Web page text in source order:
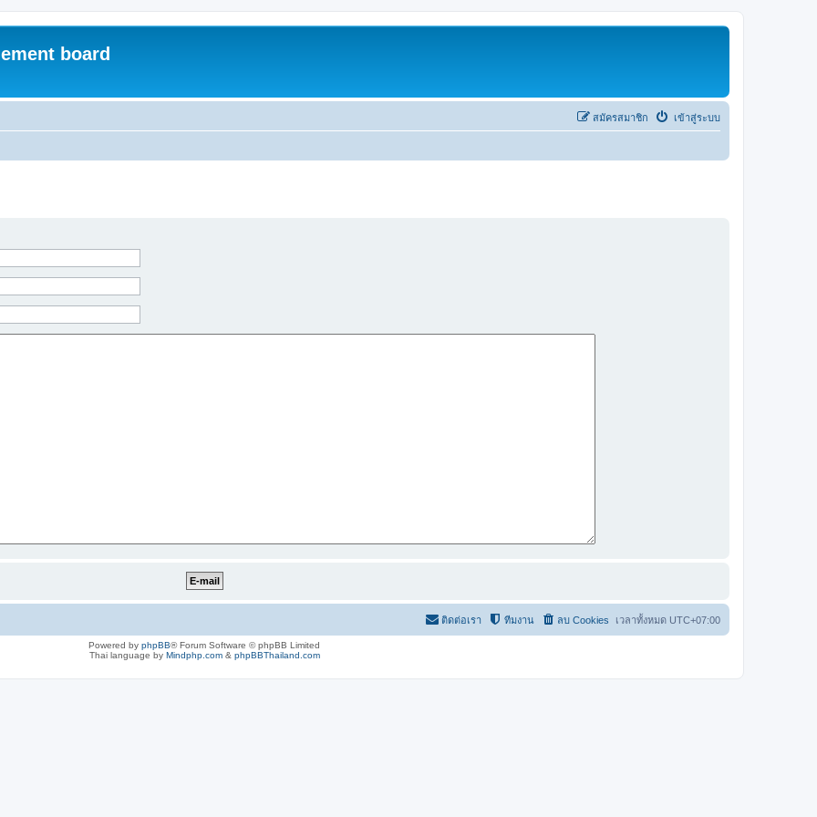
board
เข้าสู่ระบบ
สมัครสมาชิก
เวลาทั้งหมด UTC+07:00
ลบ Cookies
ทีมงาน
ติดต่อเรา
Powered by phpBB® Forum Software © phpBB Limited
Thai language by Mindphp.com& phpBBThailand.com